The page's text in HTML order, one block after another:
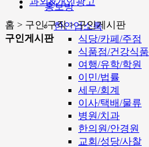
홍보방
한인업소록
식당/카페/주점
식품점/건강식품
여행/유학/학원
이민/법률
세무/회계
이사/택배/물류
병원/치과
한의원/안경원
교회/성당/사찰
홈 > 구인/구직 > 구인게시판
구인게시판